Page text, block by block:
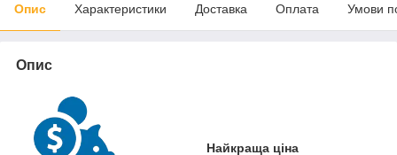
Опис Характеристики Доставка Оплата Умови
Опис
Найкраща ціна